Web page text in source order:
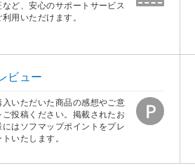
など、安心のサポートサービス
利用いただけます。
ビュー
入いただいた商品の感想やご意
ご投稿ください。掲載されたお
にはソフマップポイントをプレ
いたします。